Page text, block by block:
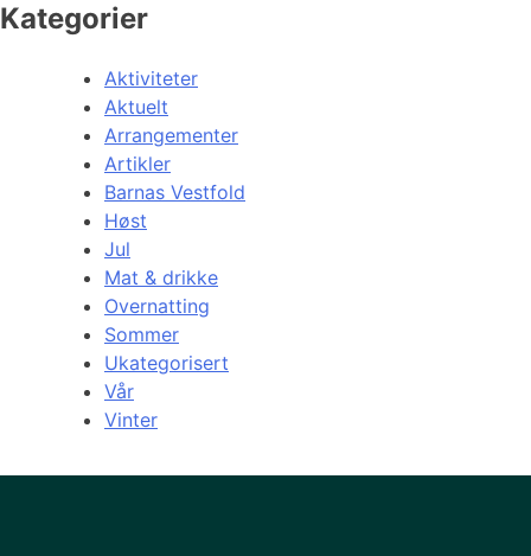
Kategorier
Aktiviteter
Aktuelt
Arrangementer
Artikler
Barnas Vestfold
Høst
Jul
Mat & drikke
Overnatting
Sommer
Ukategorisert
Vår
Vinter